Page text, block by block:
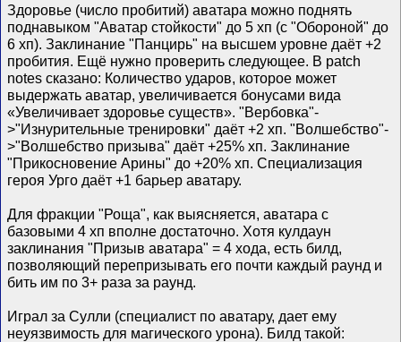
Здоровье (число пробитий) аватара можно поднять
поднавыком "Аватар стойкости" до 5 хп (с "Обороной" до
6 хп). Заклинание "Панцирь" на высшем уровне даёт +2
пробития. Ещё нужно проверить следующее. В patch
notes сказано: Количество ударов, которое может
выдержать аватар, увеличивается бонусами вида
«Увеличивает здоровье существ». "Вербовка"-
>"Изнурительные тренировки" даёт +2 хп. "Волшебство"-
>"Волшебство призыва" даёт +25% хп. Заклинание
"Прикосновение Арины" до +20% хп. Специализация
героя Урго даёт +1 барьер аватару.
Для фракции "Роща", как выясняется, аватара с
базовыми 4 хп вполне достаточно. Хотя кулдаун
заклинания "Призыв аватара" = 4 хода, есть билд,
позволяющий перепризывать его почти каждый раунд и
бить им по 3+ раза за раунд.
Играл за Сулли (специалист по аватару, дает ему
неуязвимость для магического урона). Билд такой: